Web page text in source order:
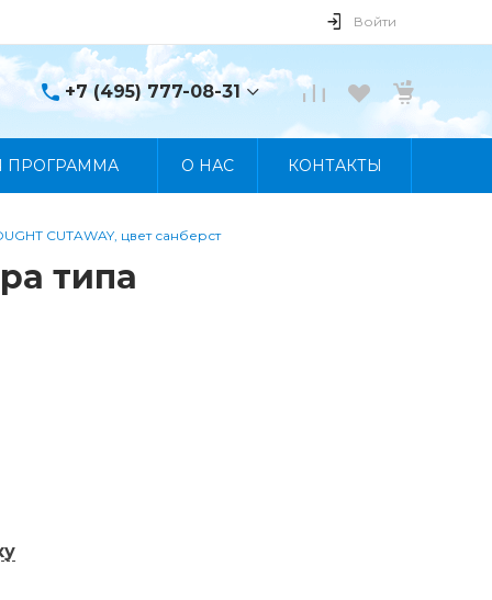
Войти
+7 (495) 777-08-31
+7 (495) 777-08-31
Выходной
ПРОГРАММА О НАС КОНТАКТЫ
CUTAWAY, цвет санберст
типа